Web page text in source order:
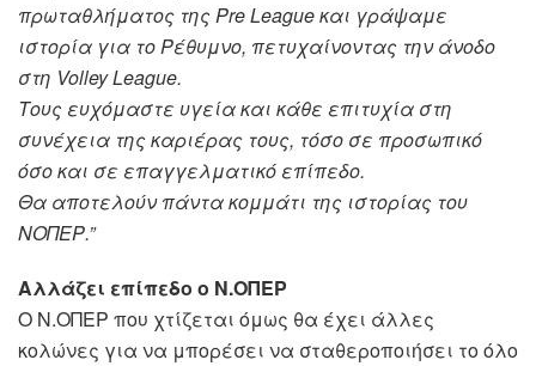
πρωταθλήματος της Pre League και γράψαμε
ιστορία για το Ρέθυμνο, πετυχαίνοντας την άνοδο
στη Volley League.
Τους ευχόμαστε υγεία και κάθε επιτυχία στη
συνέχεια της καριέρας τους, τόσο σε προσωπικό
όσο και σε επαγγελματικό επίπεδο.
Θα αποτελούν πάντα κομμάτι της ιστορίας του
ΝΟΠΕΡ.”
Αλλάζει επίπεδο ο Ν.ΟΠΕΡ
Ο Ν.ΟΠΕΡ που χτίζεται όμως θα έχει άλλες
κολώνες για να μπορέσει να σταθεροποιήσει το όλο